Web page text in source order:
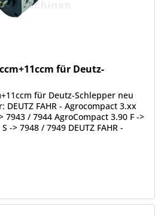
für Deutz-
für Deutz-Schlepper neu
FAHR - Agrocompact 3.xx
7943 / 7944 AgroCompact 3.90 F ->
-> 7948 / 7949 DEUTZ FAHR -